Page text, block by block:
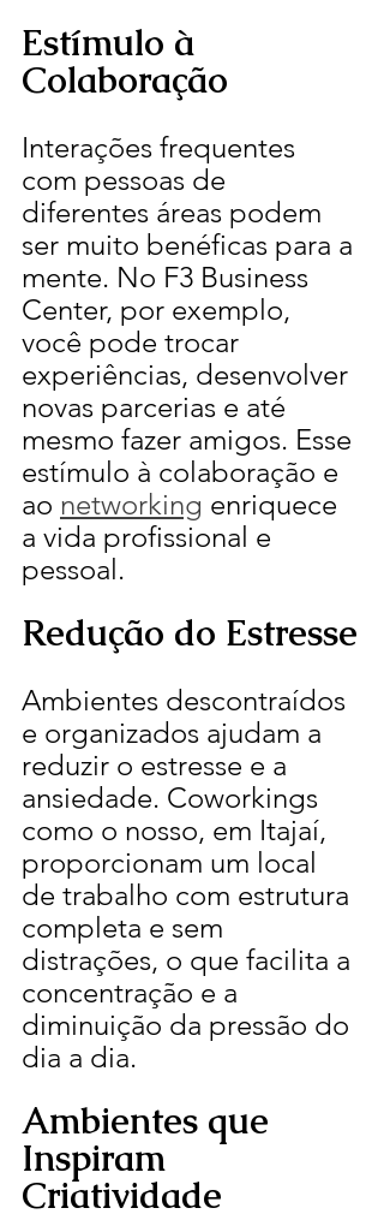
Estímulo à
Colaboração
Interações frequentes
com pessoas de
diferentes áreas podem
ser muito benéficas para a
mente. No F3 Business
Center, por exemplo,
você pode trocar
experiências, desenvolver
novas parcerias e até
mesmo fazer amigos. Esse
estímulo à colaboração e
ao networking enriquece
a vida profissional e
pessoal.
Redução do Estresse
Ambientes descontraídos
e organizados ajudam a
reduzir o estresse e a
ansiedade. Coworkings
como o nosso, em Itajaí,
proporcionam um local
de trabalho com estrutura
completa e sem
distrações, o que facilita a
concentração e a
diminuição da pressão do
dia a dia.
Ambientes que
Inspiram
Criatividade